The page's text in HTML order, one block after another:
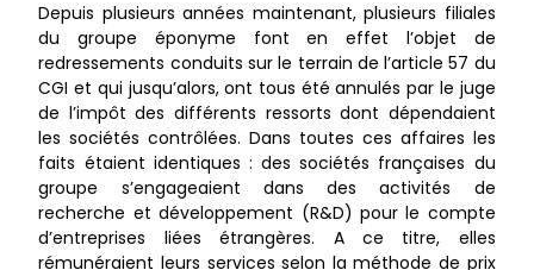
Depuis plusieurs années maintenant, plusieurs filiales
du groupe éponyme font en effet l’objet de
redressements conduits sur le terrain de l’article 57 du
CGI et qui jusqu’alors, ont tous été annulés par le juge
de l’impôt des différents ressorts dont dépendaient
les sociétés contrôlées. Dans toutes ces affaires les
faits étaient identiques : des sociétés françaises du
groupe s’engageaient dans des activités de
recherche et développement (R&D) pour le compte
d’entreprises liées étrangères. A ce titre, elles
rémunéraient leurs services selon la méthode de prix